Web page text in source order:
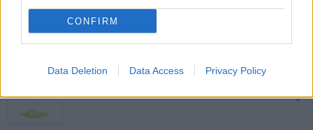
CONFIRM
Data Deletion Data Access Privacy Policy
Pisco Sour
Amaretto Sour